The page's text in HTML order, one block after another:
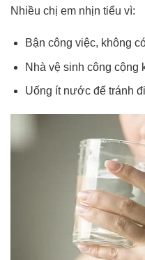
Nhiều chị em nhịn tiểu vì:
Bận công việc, không
Nhà vệ sinh công cộng
Uống ít nước để tránh